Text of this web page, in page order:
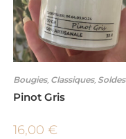
Bougies, Classiques, Soldes
Pinot Gris
16,00 €